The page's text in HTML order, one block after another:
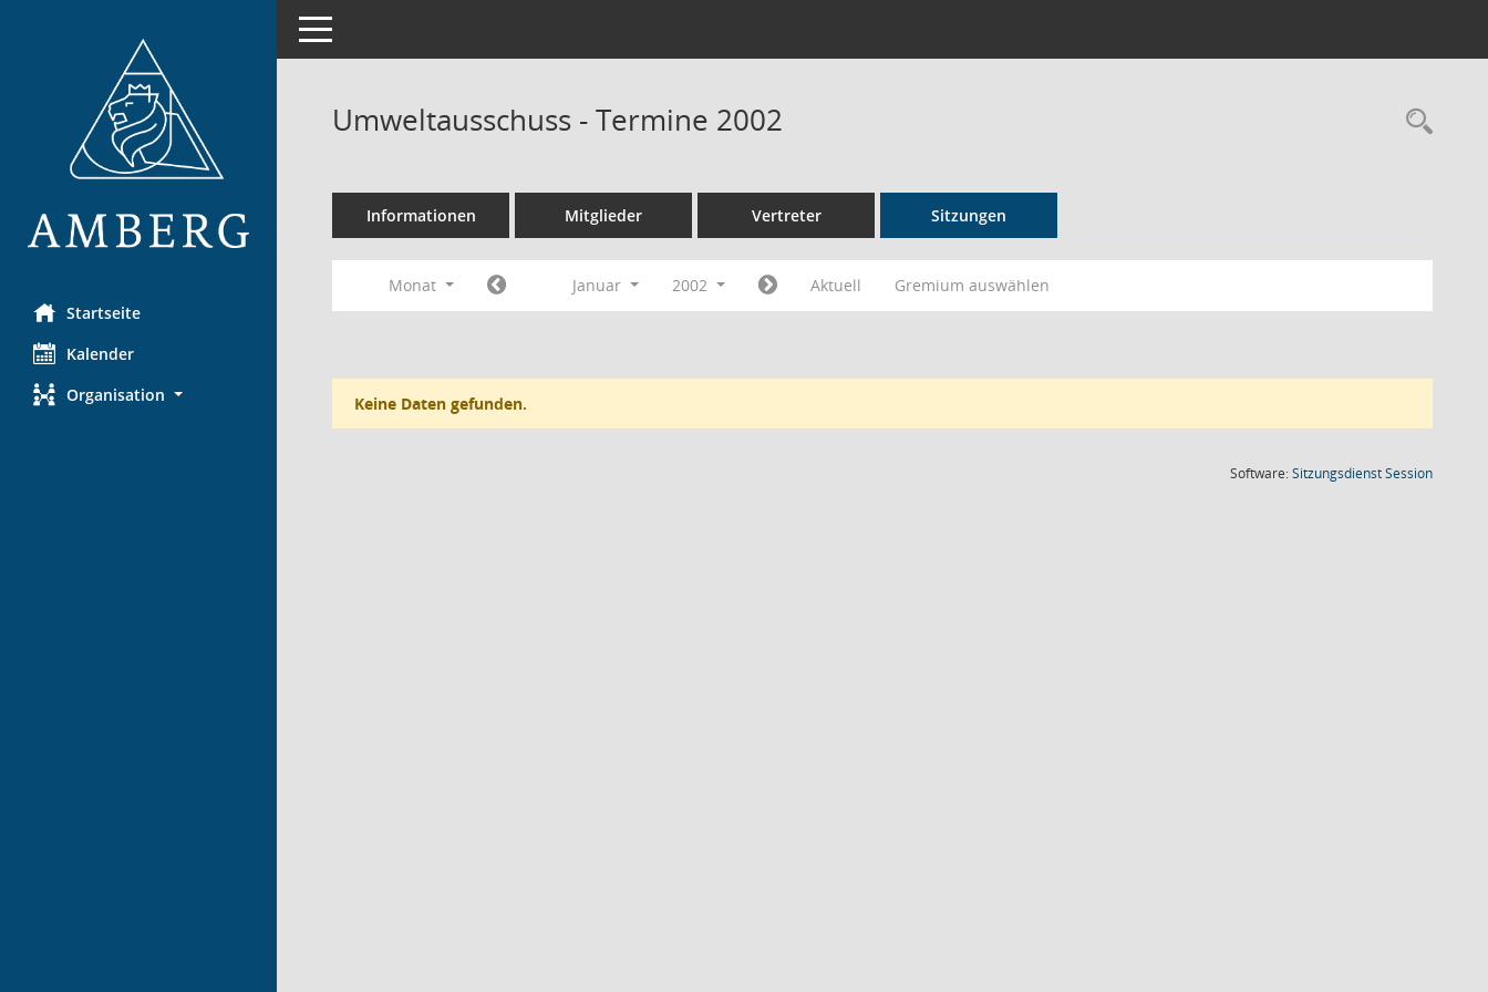
Startseite
Kalender
Organisation
Toggle navigation
Umweltausschuss - Termine 2002
Informationen Mitglieder Vertreter Sitzungen
Monat Januar 2002 Aktuell Gremium auswählen
Keine Daten gefunden.
Software:SitzungsdienstSession(Wird in